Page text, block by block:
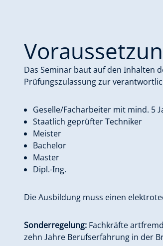
Das Seminar baut auf den Inhalten
Prüfungszulassung zur
Geselle/Facharbeiter mit mind. 5
Staatlich geprüfter Techniker
Meister
Bachelor
Master
Dipl.-Ing.
Die Ausbildung muss einen
Sonderregelung: Fachkräfte
zehn Jahre Berufserfahrung in der